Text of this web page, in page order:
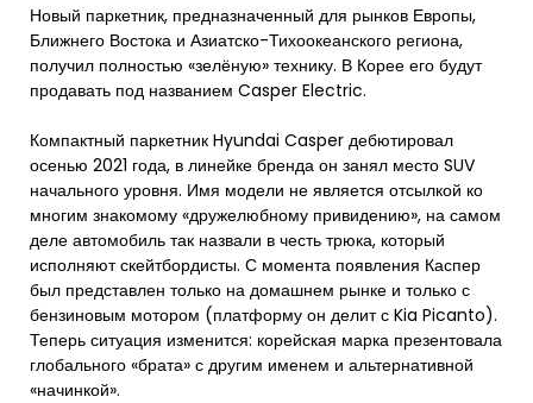
Новый паркетник, предназначенный для рынков Европы,
Ближнего Востока и Азиатско-Тихоокеанского региона,
получил полностью «зелёную» технику. В Корее его будут
продавать под названием Casper Electric.
Компактный паркетник Hyundai Casper дебютировал
осенью 2021 года, в линейке бренда он занял место SUV
начального уровня. Имя модели не является отсылкой ко
многим знакомому «дружелюбному привидению», на самом
деле автомобиль так назвали в честь трюка, который
исполняют скейтбордисты. С момента появления Каспер
был представлен только на домашнем рынке и только с
бензиновым мотором (платформу он делит с Kia Picanto).
Теперь ситуация изменится: корейская марка презентовала
глобального «брата» с другим именем и альтернативной
«начинкой».